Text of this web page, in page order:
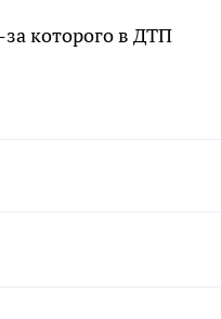
за которого в ДТП